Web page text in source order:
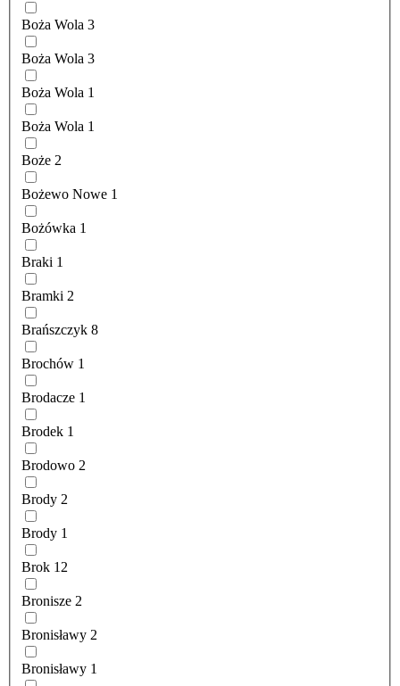
Boża Wola 3
Boża Wola 3
Boża Wola 1
Boża Wola 1
Boże 2
Bożewo Nowe 1
Bożówka 1
Braki 1
Bramki 2
Brańszczyk 8
Brochów 1
Brodacze 1
Brodek 1
Brodowo 2
Brody 2
Brody 1
Brok 12
Bronisze 2
Bronisławy 2
Bronisławy 1